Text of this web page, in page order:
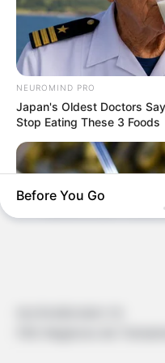
nenhum deles. Se
passo , Obrigado.
Edna Furtado dos
receita escrita deles
Anônimo há 3 anos
Apaixonei por todos,
NEUROMIND PRO
Japan's Oldest Doctors
Stop Eating These 3 Foods
Before You Go